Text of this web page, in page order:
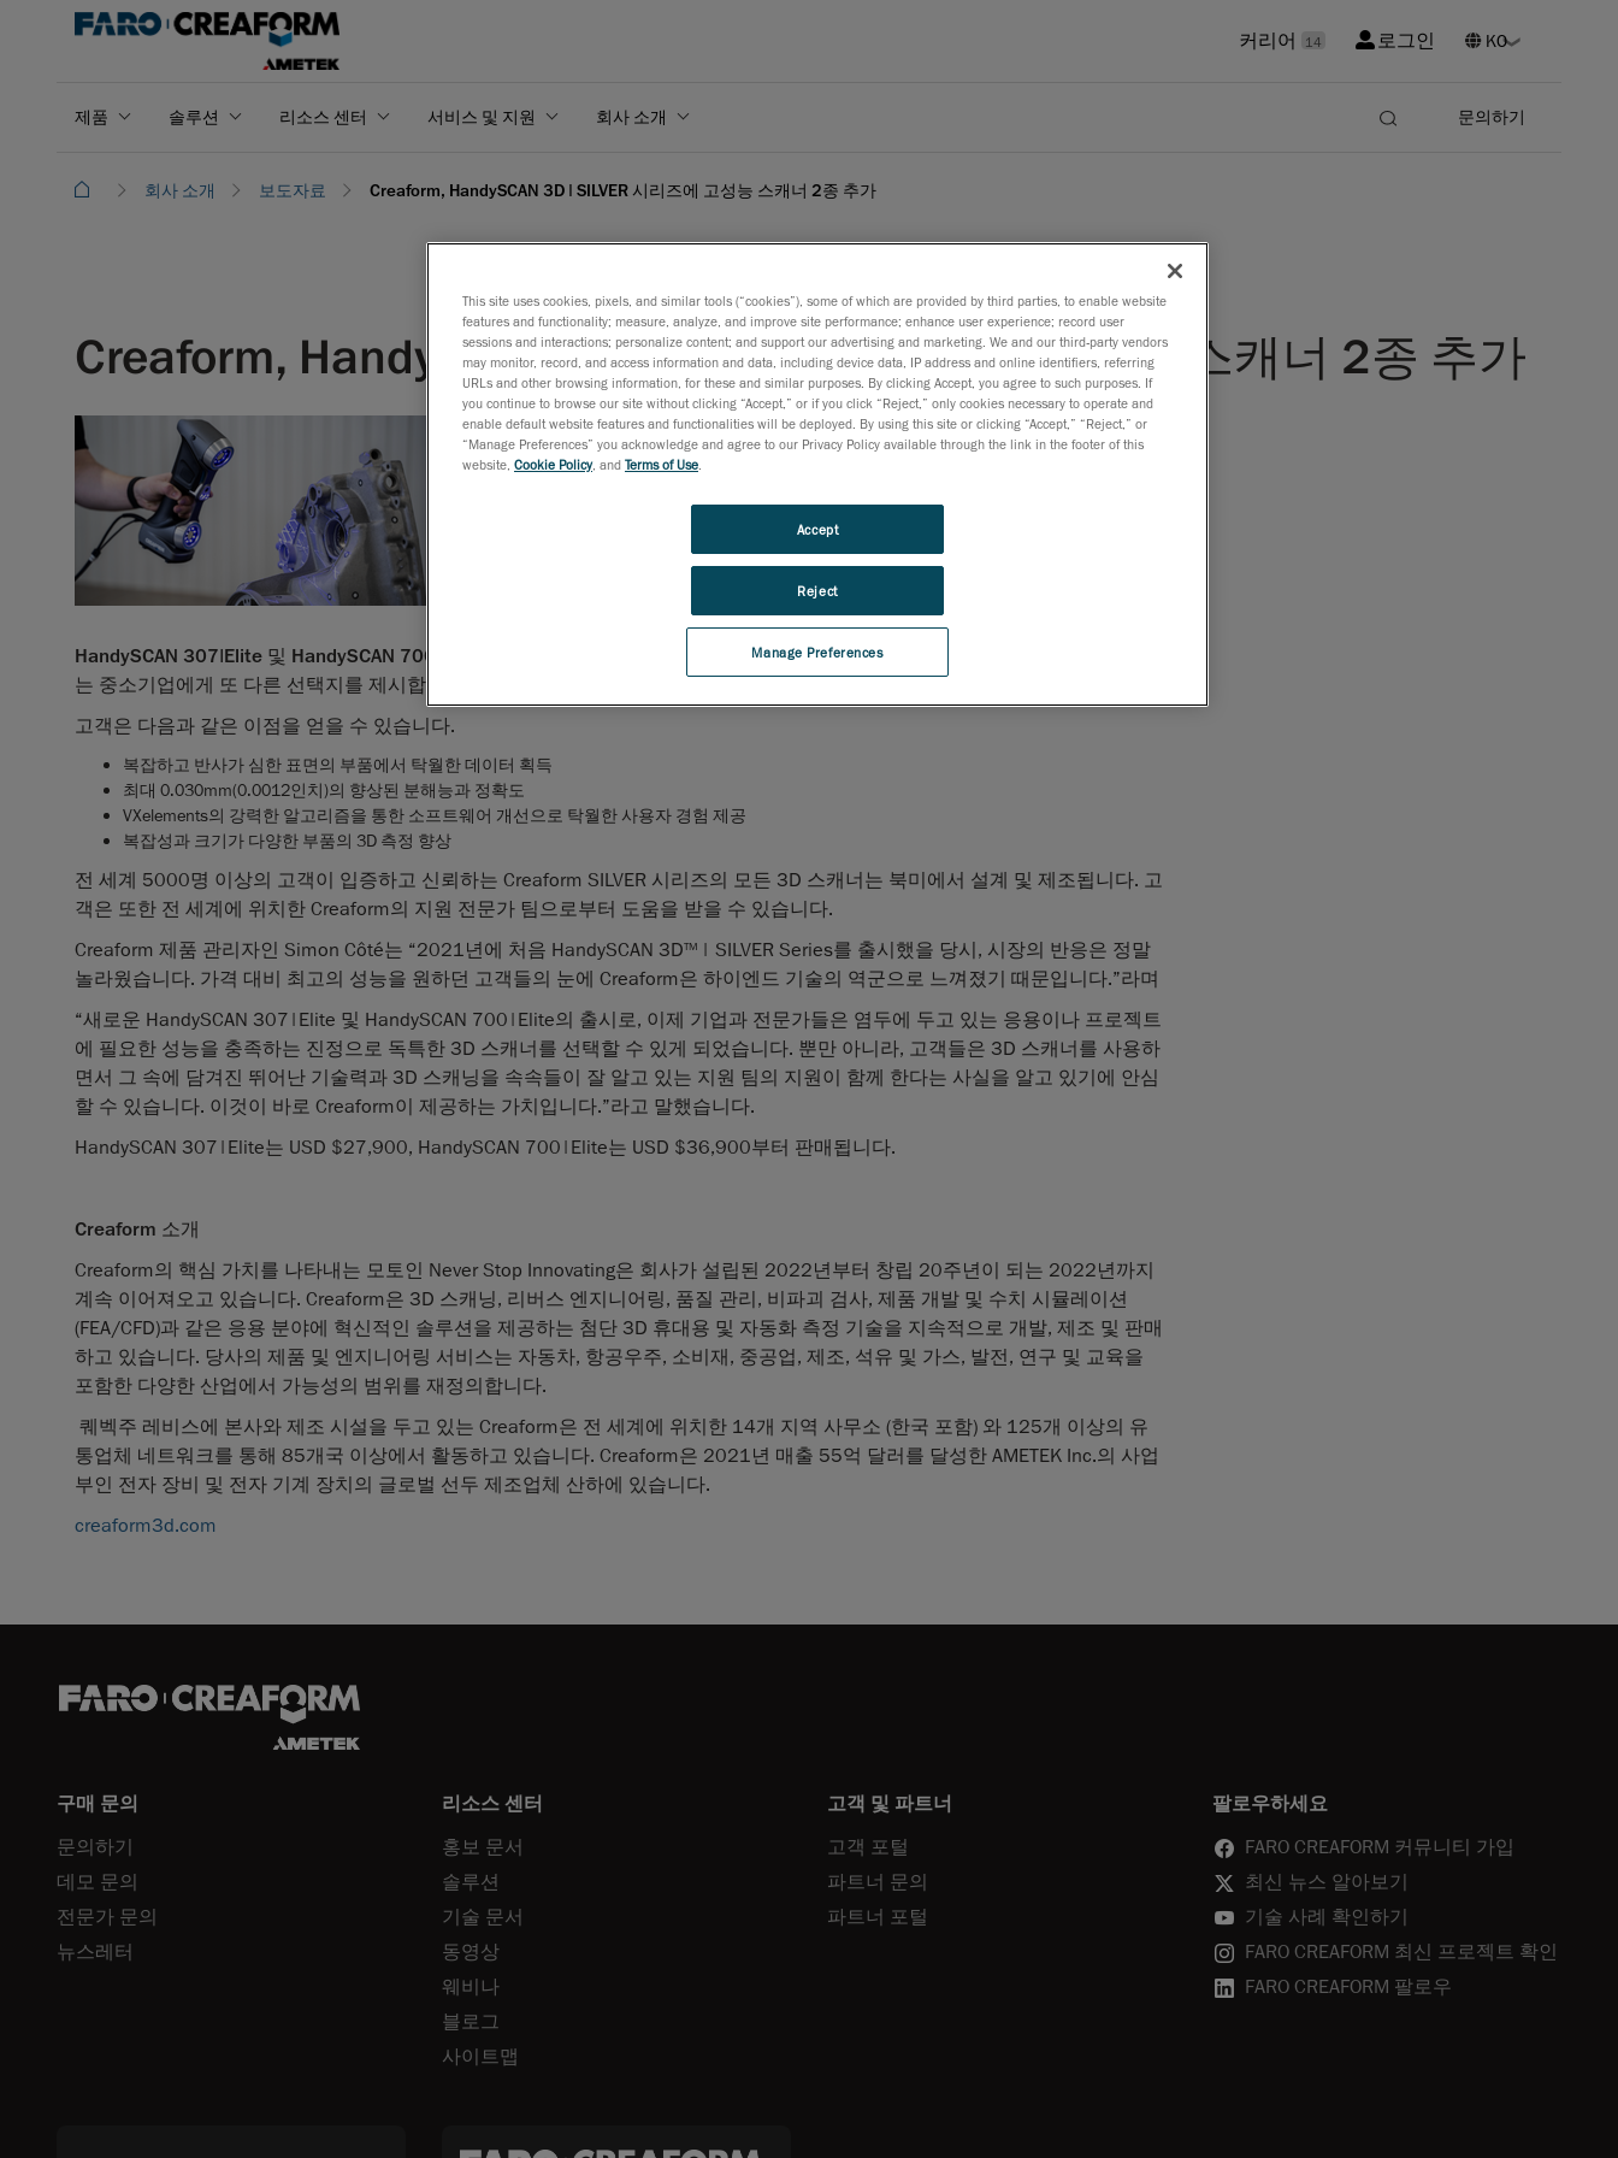
커리어 14 로그인
제품 솔루션 리소스 센터 서비스 및 지원 회사 소개 문의하기
회사 소개 보도자료 Creaform, HandySCAN 3D | SILVER 시리즈에 고성능 스캐너 2종 추가
Creaform, HandySCAN 3D | SILVER 시리즈에 고성능 스캐너 2종 추가
2022년 6월 1일
블루 레이저 기술로 업그레이드된
만나보세요.
—AMETEK의 사업부이자
지니어링 서비스의 세계적 선도 업체인Creaform은 오늘
솔루션 시리즈의 일부인 훌륭한 가격대 성능을 제
공하는 스캐너 2종을 출시한다고 발표했습니다. 블루 레이저 기술이 적용된 새로운
HandySCAN 307|Elite 및 HandySCAN 700|Elite
는 고비용을 감수하지 않으면서 3D 스캐닝 기술의 뛰어난 성능을 활용하고자 하
는 중소기업에게 또 다른 선택지를 제시합니다.
고객은 다음과 같은 이점을 얻을 수 있습니다.
복잡하고 반사가 심한 표면의 부품에서 탁월한 데이터 획득
최대 0.030mm(0.0012인치)의 향상된 분해능과 정확도
VXelements의 강력한 알고리즘을 통한 소프트웨어 개선으로 탁월한 사용자 경험 제공
복잡성과 크기가 다양한 부품의 3D 측정 향상
전 세계 5000명 이상의 고객이 입증하고 신뢰하는 Creaform SILVER 시리즈의 모든 3D 스캐너는 북미에서 설계 및 제조됩니다. 고
객은 또한 전 세계에 위치한 Creaform의 지원 전문가 팀으로부터 도움을 받을 수 있습니다.
Creaform 제품 관리자인 Simon Côté는 “2021년에 처음 HandySCAN 3DTM | SILVER Series를 출시했을 당시, 시장의 반응은 정말
놀라웠습니다. 가격 대비 최고의 성능을 원하던 고객들의 눈에 Creaform은 하이엔드 기술의 역군으로 느껴졌기 때문입니다.”라며
“새로운 HandySCAN 307|Elite 및 HandySCAN 700|Elite의 출시로, 이제 기업과 전문가들은 염두에 두고 있는 응용이나 프로젝트
에 필요한 성능을 충족하는 진정으로 독특한 3D 스캐너를 선택할 수 있게 되었습니다. 뿐만 아니라, 고객들은 3D 스캐너를 사용하
면서 그 속에 담겨진 뛰어난 기술력과 3D 스캐닝을 속속들이 잘 알고 있는 지원 팀의 지원이 함께 한다는 사실을 알고 있기에 안심
할 수 있습니다. 이것이 바로 Creaform이 제공하는 가치입니다.”라고 말했습니다.
HandySCAN 307|Elite는 USD $27,900, HandySCAN 700|Elite는 USD $36,900부터 판매됩니다.
Creaform 소개
Creaform의 핵심 가치를 나타내는 모토인 Never Stop Innovating은 회사가 설립된 2022년부터 창립 20주년이 되는 2022년까지
계속 이어져오고 있습니다. Creaform은 3D 스캐닝, 리버스 엔지니어링, 품질 관리, 비파괴 검사, 제품 개발 및 수치 시뮬레이션
(FEA/CFD)과 같은 응용 분야에 혁신적인 솔루션을 제공하는 첨단 3D 휴대용 및 자동화 측정 기술을 지속적으로 개발, 제조 및 판매
하고 있습니다. 당사의 제품 및 엔지니어링 서비스는 자동차, 항공우주, 소비재, 중공업, 제조, 석유 및 가스, 발전, 연구 및 교육을
포함한 다양한 산업에서 가능성의 범위를 재정의합니다.
퀘벡주 레비스에 본사와 제조 시설을 두고 있는 Creaform은 전 세계에 위치한 14개 지역 사무소 (한국 포함) 와 125개 이상의 유
통업체 네트워크를 통해 85개국 이상에서 활동하고 있습니다. Creaform은 2021년 매출 55억 달러를 달성한 AMETEK Inc.의 사업
부인 전자 장비 및 전자 기계 장치의 글로벌 선두 제조업체 산하에 있습니다.
creaform3d.com
구매 문의
문의하기
데모 문의
전문가 문의
뉴스레터
리소스 센터
홍보 문서
솔루션
기술 문서
동영상
웨비나
블로그
사이트맵
고객 및 파트너
고객 포털
파트너 문의
파트너 포털
팔로우하세요
FARO CREAFORM 커뮤니티 가입
최신 뉴스 알아보기
기술 사례 확인하기
FARO CREAFORM 최신 프로젝트 확인
FARO CREAFORM 팔로우
This site uses cookies, pixels, and similar tools (“cookies”), some of which are provided by third parties, to enable website
features and functionality; measure, analyze, and improve site performance; enhance user experience; record user
sessions and interactions; personalize content; and support our advertising and marketing. We and our third-party vendors
may monitor, record, and access information and data, including device data, IP address and online identifiers, referring
URLs and other browsing information, for these and similar purposes. By clicking Accept, you agree to such purposes. If
you continue to browse our site without clicking “Accept,” or if you click “Reject,” only cookies necessary to operate and
enable default website features and functionalities will be deployed. By using this site or clicking “Accept,” “Reject,” or
“Manage Preferences” you acknowledge and agree to our Privacy Policy available through the link in the footer of this
website, Cookie Policy, and Terms of Use
Manage Preferences
Reject
Accept